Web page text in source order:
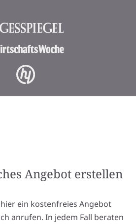
Angebot erstellen
ein kostenfreies Angebot
anrufen. In jedem Fall beraten